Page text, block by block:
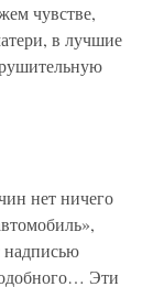
чувстве,
в лучшие
нет ничего
надписью
Эти